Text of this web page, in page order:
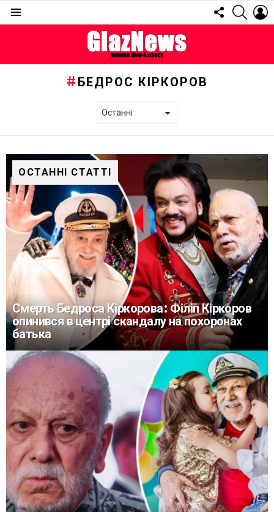
FOLLOW
US
БЕДРОС КІРКОРОВ
ОСТАННІ СТАТТІ
Смерть Бедроса Кіркорова: Філіп Кіркоров
опинився в центрі скандалу на похоронах
батька